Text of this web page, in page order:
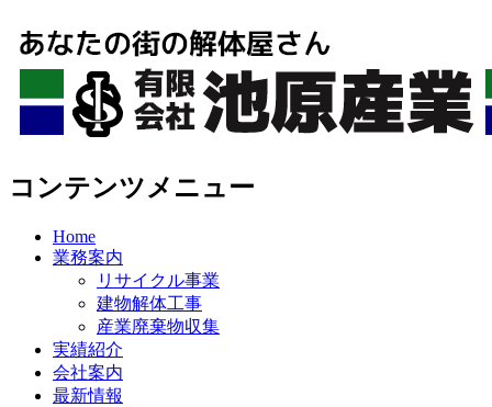
コンテンツメニュー
Home
業務案内
リサイクル事業
建物解体工事
産業廃棄物収集
実績紹介
会社案内
最新情報